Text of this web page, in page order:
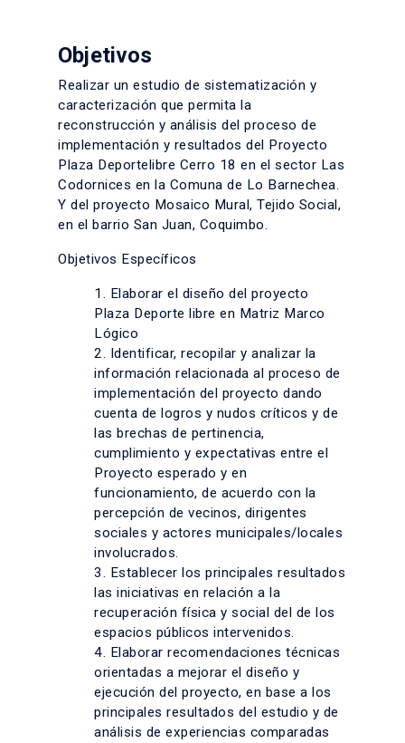
Objetivos
Realizar un estudio de sistematización y
caracterización que permita la
reconstrucción y análisis del proceso de
implementación y resultados del Proyecto
Plaza Deportelibre Cerro 18 en el sector Las
Codornices en la Comuna de Lo Barnechea.
Y del proyecto Mosaico Mural, Tejido Social,
en el barrio San Juan, Coquimbo.
Objetivos Específicos
1. Elaborar el diseño del proyecto
Plaza Deporte libre en Matriz Marco
Lógico
2. Identificar, recopilar y analizar la
información relacionada al proceso de
implementación del proyecto dando
cuenta de logros y nudos críticos y de
las brechas de pertinencia,
cumplimiento y expectativas entre el
Proyecto esperado y en
funcionamiento, de acuerdo con la
percepción de vecinos, dirigentes
sociales y actores municipales/locales
involucrados.
3. Establecer los principales resultados
las iniciativas en relación a la
recuperación física y social del de los
espacios públicos intervenidos.
4. Elaborar recomendaciones técnicas
orientadas a mejorar el diseño y
ejecución del proyecto, en base a los
principales resultados del estudio y de
análisis de experiencias comparadas